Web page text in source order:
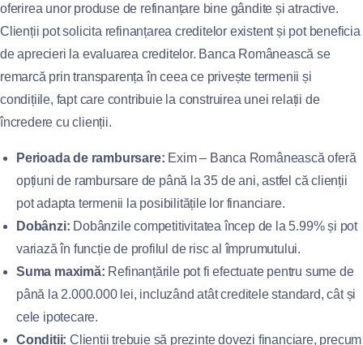
oferirea unor produse de refinanțare bine gândite și atractive.
Clienții pot solicita refinanțarea creditelor existent și pot beneficia
de aprecieri la evaluarea creditelor. Banca Românească se
remarcă prin transparența în ceea ce privește termenii și
condițiile, fapt care contribuie la construirea unei relații de
încredere cu clienții.
Perioada de rambursare: Exim – Banca Românească oferă
opțiuni de rambursare de până la 35 de ani, astfel că clienții
pot adapta termenii la posibilitățile lor financiare.
Dobânzi: Dobânzile competitivitatea încep de la 5.99% și pot
variază în funcție de profilul de risc al împrumutului.
Suma maximă: Refinanțările pot fi efectuate pentru sume de
până la 2.000.000 lei, incluzând atât creditele standard, cât și
cele ipotecare.
Condiții: Clienții trebuie să prezinte dovezi financiare, precum